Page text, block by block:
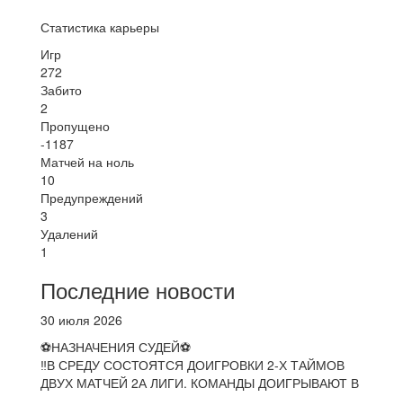
Статистика карьеры
Игр
272
Забито
2
Пропущено
-1187
Матчей на ноль
10
Предупреждений
3
Удалений
1
Последние новости
30 июля 2026
⚽НАЗНАЧЕНИЯ СУДЕЙ⚽
‼В СРЕДУ СОСТОЯТСЯ ДОИГРОВКИ 2-Х ТАЙМОВ
ДВУХ МАТЧЕЙ 2А ЛИГИ. КОМАНДЫ ДОИГРЫВАЮТ В